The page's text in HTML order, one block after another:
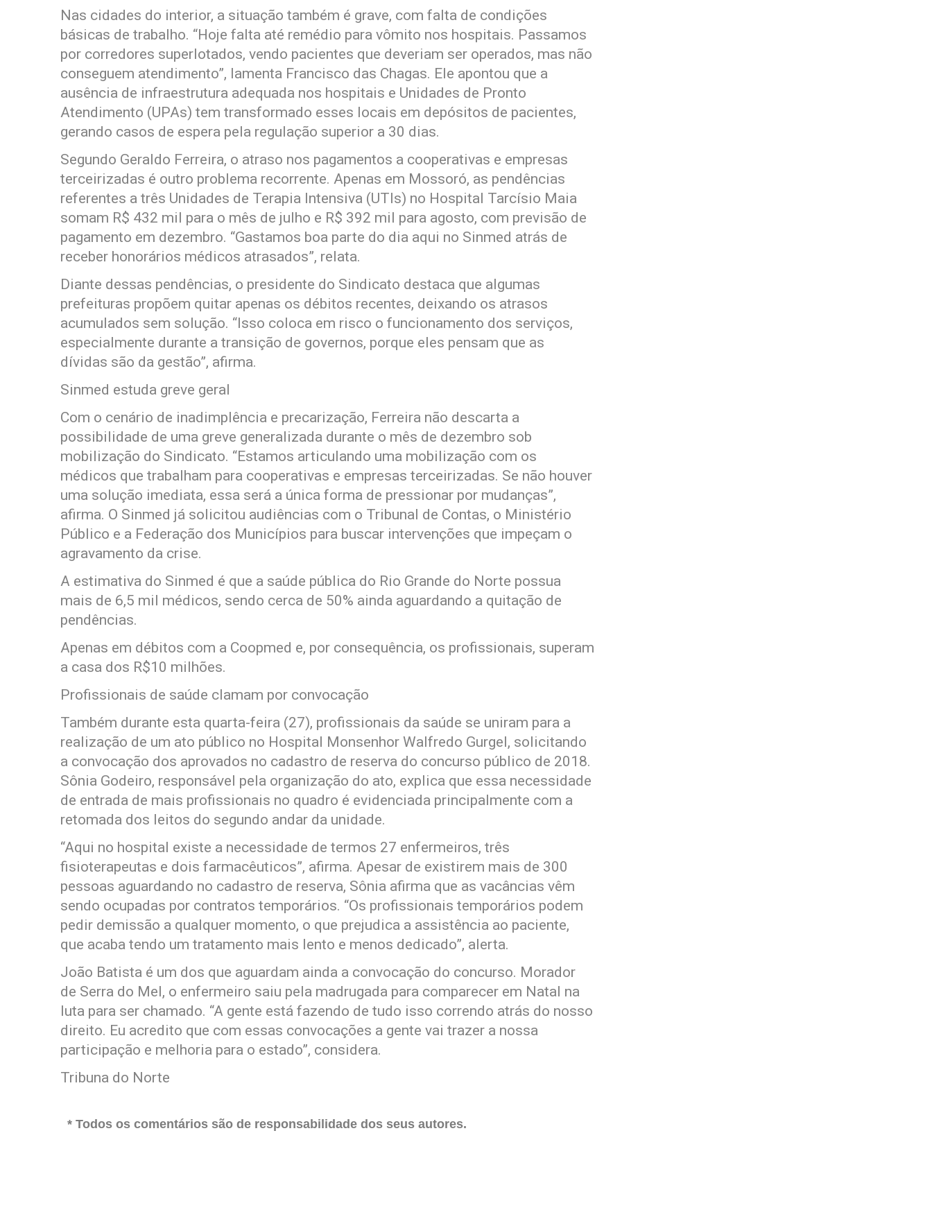
Nas cidades do interior, a situação também é grave, com falta de condições
básicas de trabalho. “Hoje falta até remédio para vômito nos hospitais. Passamos
por corredores superlotados, vendo pacientes que deveriam ser operados, mas não
conseguem atendimento”, lamenta Francisco das Chagas. Ele apontou que a
ausência de infraestrutura adequada nos hospitais e Unidades de Pronto
Atendimento (UPAs) tem transformado esses locais em depósitos de pacientes,
gerando casos de espera pela regulação superior a 30 dias.
Segundo Geraldo Ferreira, o atraso nos pagamentos a cooperativas e empresas
terceirizadas é outro problema recorrente. Apenas em Mossoró, as pendências
referentes a três Unidades de Terapia Intensiva (UTIs) no Hospital Tarcísio Maia
somam R$ 432 mil para o mês de julho e R$ 392 mil para agosto, com previsão de
pagamento em dezembro. “Gastamos boa parte do dia aqui no Sinmed atrás de
receber honorários médicos atrasados”, relata.
Diante dessas pendências, o presidente do Sindicato destaca que algumas
prefeituras propõem quitar apenas os débitos recentes, deixando os atrasos
acumulados sem solução. “Isso coloca em risco o funcionamento dos serviços,
especialmente durante a transição de governos, porque eles pensam que as
dívidas são da gestão”, afirma.
Sinmed estuda greve geral
Com o cenário de inadimplência e precarização, Ferreira não descarta a
possibilidade de uma greve generalizada durante o mês de dezembro sob
mobilização do Sindicato. “Estamos articulando uma mobilização com os
médicos que trabalham para cooperativas e empresas terceirizadas. Se não houver
uma solução imediata, essa será a única forma de pressionar por mudanças”,
afirma. O Sinmed já solicitou audiências com o Tribunal de Contas, o Ministério
Público e a Federação dos Municípios para buscar intervenções que impeçam o
agravamento da crise.
A estimativa do Sinmed é que a saúde pública do Rio Grande do Norte possua
mais de 6,5 mil médicos, sendo cerca de 50% ainda aguardando a quitação de
pendências.
Apenas em débitos com a Coopmed e, por consequência, os profissionais, superam
a casa dos R$10 milhões.
Profissionais de saúde clamam por convocação
Também durante esta quarta-feira (27), profissionais da saúde se uniram para a
realização de um ato público no Hospital Monsenhor Walfredo Gurgel, solicitando
a convocação dos aprovados no cadastro de reserva do concurso público de 2018.
Sônia Godeiro, responsável pela organização do ato, explica que essa necessidade
de entrada de mais profissionais no quadro é evidenciada principalmente com a
retomada dos leitos do segundo andar da unidade.
“Aqui no hospital existe a necessidade de termos 27 enfermeiros, três
fisioterapeutas e dois farmacêuticos”, afirma. Apesar de existirem mais de 300
pessoas aguardando no cadastro de reserva, Sônia afirma que as vacâncias vêm
sendo ocupadas por contratos temporários. “Os profissionais temporários podem
pedir demissão a qualquer momento, o que prejudica a assistência ao paciente,
que acaba tendo um tratamento mais lento e menos dedicado”, alerta.
João Batista é um dos que aguardam ainda a convocação do concurso. Morador
de Serra do Mel, o enfermeiro saiu pela madrugada para comparecer em Natal na
luta para ser chamado. “A gente está fazendo de tudo isso correndo atrás do nosso
direito. Eu acredito que com essas convocações a gente vai trazer a nossa
participação e melhoria para o estado”, considera.
Tribuna do Norte
* Todos os comentários são de responsabilidade dos seus autores.